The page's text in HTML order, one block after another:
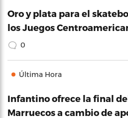
Oro y plata para el
los Juegos
0
Última Hora
Infantino ofrece la final
Marruecos a cambio de